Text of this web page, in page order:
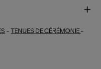
-TENUES DE CÉRÉMONIE -